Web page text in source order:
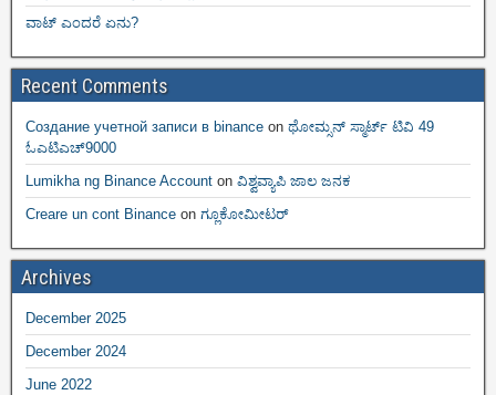
ವಾಟ್ ಎಂದರೆ ಏನು?
Recent Comments
Создание учетной записи в binance on ಥೋಮ್ಸನ್ ಸ್ಮಾರ್ಟ್‌ ಟಿವಿ 49
ಓಎಟಿಎಚ್9000
Lumikha ng Binance Account on ವಿಶ್ವವ್ಯಾಪಿ ಜಾಲ ಜನಕ
Creare un cont Binance on ಗ್ಲೂಕೋಮೀಟರ್
Archives
December 2025
December 2024
June 2022